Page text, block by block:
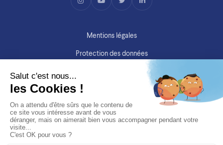
Mentions légales
Protection des données